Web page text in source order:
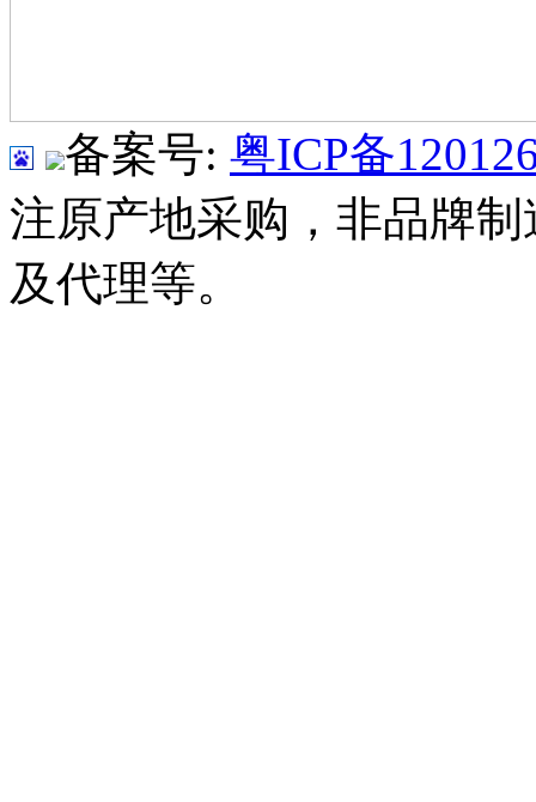
备案号: 粤ICP备
注原产地采购，非品牌
及代理等。